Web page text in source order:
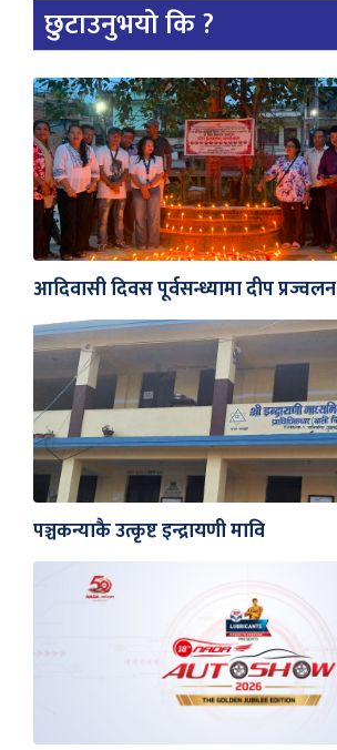
छुटाउनुभयो कि ?
आदिवासी दिवस पूर्वसन्ध्यामा दीप प्रज्वलन
पञ्चकन्याकै उत्कृष्ट इन्द्रायणी मावि